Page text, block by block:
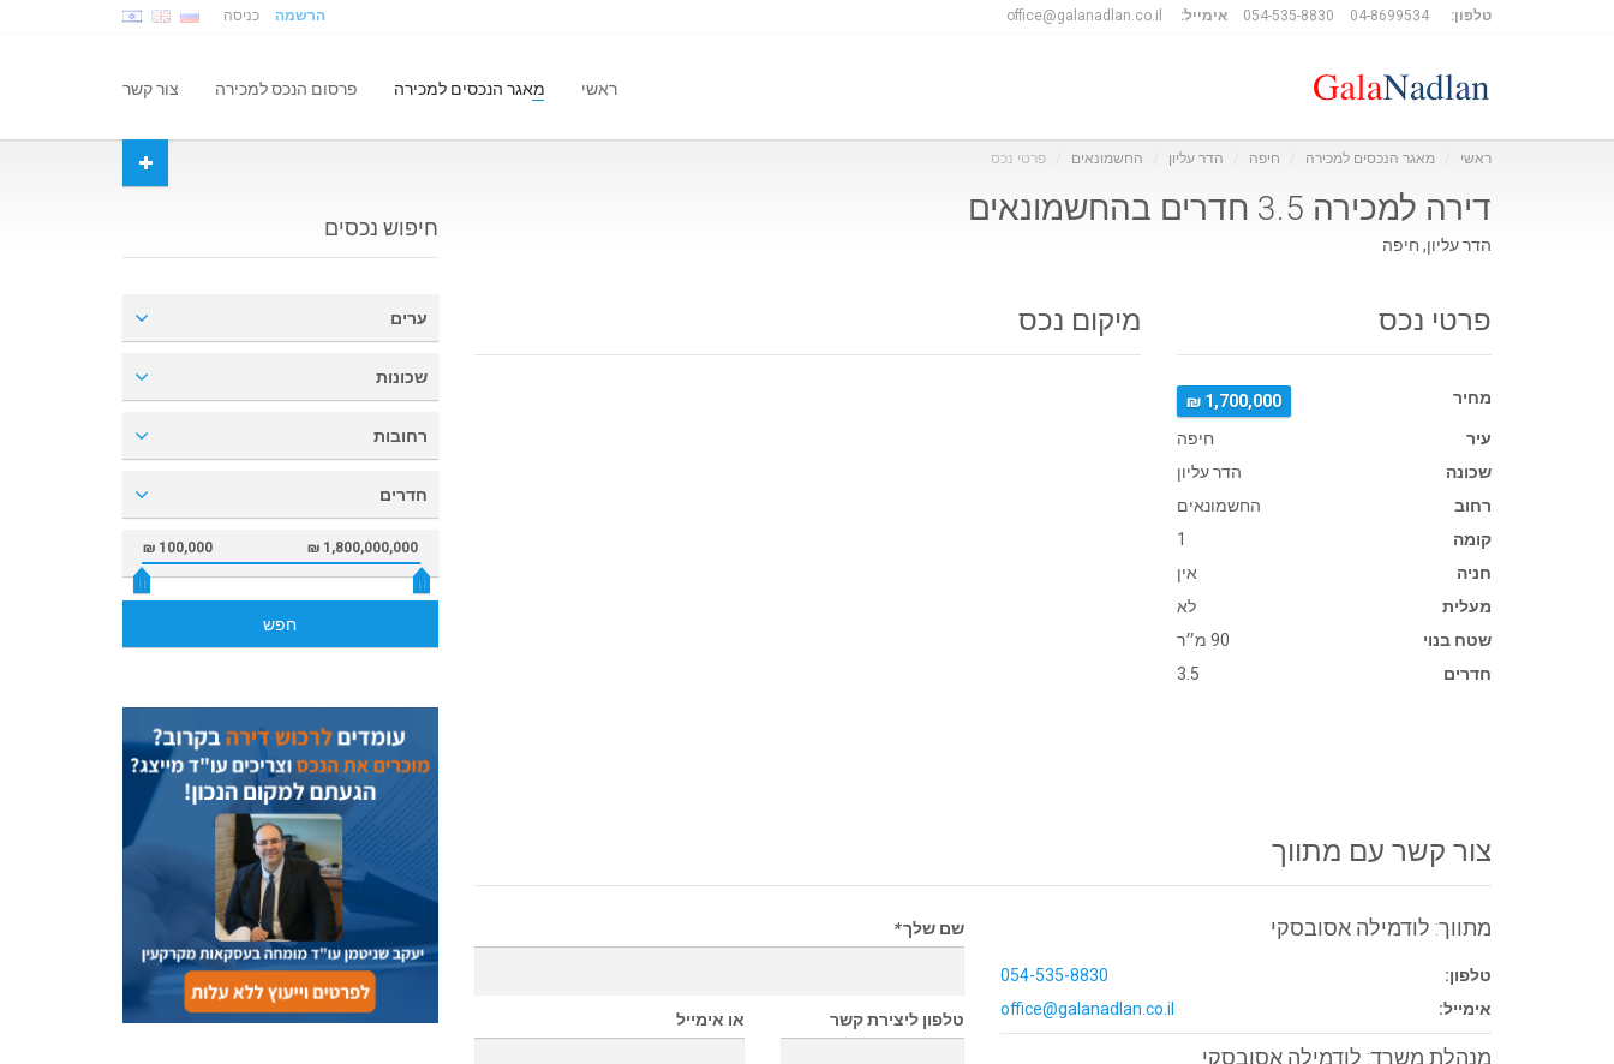
טלפון: 04-8699534
054-535-8830 אימייל: office@galanadlan.co.il הרשמה כניסה
ראשי מאגר הנכסים למכירה פרסום הנכס למכירה צור קשר
ראשי מאגר הנכסים למכירה חיפה הדר עליון החשמונאים פרטי נכס
דירה למכירה 3.5 חדרים בהחשמונאים
הדר עליון, חיפה
פרטי נכס
מחיר
1,700,000 ₪
עיר
חיפה
שכונה
הדר עליון
רחוב
החשמונאים
קומה
1
חניה
אין
מעלית
לא
שטח בנוי
90 מ״ר
חדרים
3.5
מיקום נכס
צור קשר עם מתווך
מתווך: לודמילה אסובסקי
טלפון:
054-535-8830
אימייל:
office@galanadlan.co.il
מנהלת משרד: לודמילה אסובסקי
שם שלך*
טלפון ליצירת קשר או אימייל
חיפוש נכסים
ערים
שכונות
רחובות
חדרים
100,000 ₪ 1,800,000,000 ₪
חפש